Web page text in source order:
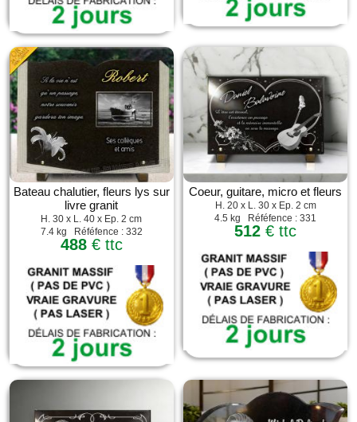
Bateau chalutier, fleurs lys sur
livre granit
H. 30 x L. 40 x Ep. 2 cm
7.4 kg Réféfence : 332
488€ ttc
Coeur, guitare, micro et fleurs
H. 20 x L. 30 x Ep. 2 cm
4.5 kg Réféfence : 331
512 € ttc